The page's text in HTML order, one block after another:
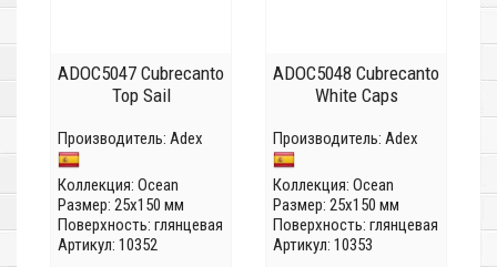
ADOC5047 Cubrecanto
Top Sail
Производитель: Adex
Коллекция: Ocean
Размер: 25x150 мм
Поверхность: глянцевая
Артикул: 10352
ADOC5048 Cubrecanto
White Caps
Производитель: Adex
Коллекция: Ocean
Размер: 25x150 мм
Поверхность: глянцевая
Артикул: 10353